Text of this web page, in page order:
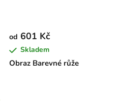
Obraz Barevné růže
od 601 Kč
Skladem